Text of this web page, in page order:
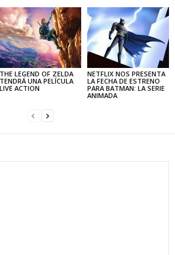
THE LEGEND OF ZELDA
TENDRÁ UNA PELÍCULA
LIVE ACTION
NETFLIX NOS PRESENTA
LA FECHA DE ESTRENO
PARA BATMAN: LA SERIE
ANIMADA